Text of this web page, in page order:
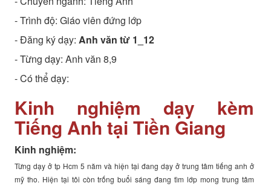
- Trình độ: Giáo viên đứng lớp
- Đăng ký dạy: Anh văn từ 1_12
- Từng dạy: Anh văn 8,9
- Có thể dạy:
Kinh nghiệm dạy kèm
Tiếng Anh tại Tiền Giang
Kinh nghiệm:
Từng dạy ở tp Hcm 5 năm và hiện tại đang dạy ở trung tâm tiếng anh ở
mỹ tho. Hiện tại tôi còn trống buổi sáng đang tìm lớp mong trung tâm